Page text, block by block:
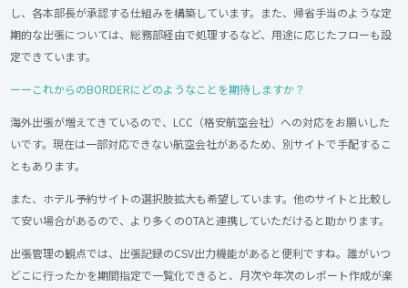
し、各本部長が承認する仕組みを構築しています。また、帰省手当のような定
期的な出張については、総務部経由で処理するなど、用途に応じたフローも設
定できています。
ーーこれからのBORDERにどのようなことを期待しますか？
海外出張が増えてきているので、LCC（格安航空会社）への対応をお願いした
いです。現在は一部対応できない航空会社があるため、別サイトで手配するこ
ともあります。
また、ホテル予約サイトの選択肢拡大も希望しています。他のサイトと比較し
て安い場合があるので、より多くのOTAと連携していただけると助かります。
出張管理の観点では、出張記録のCSV出力機能があると便利ですね。誰がいつ
どこに行ったかを期間指定で一覧化できると、月次や年次のレポート作成が楽